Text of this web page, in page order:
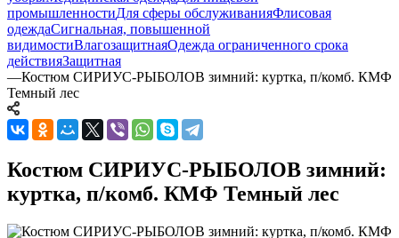
промышленностиДля сферы обслуживанияФлисовая
одеждаСигнальная, повышенной
видимостиВлагозащитнаяОдежда ограниченного срока
действияЗащитная
—Костюм СИРИУС-РЫБОЛОВ зимний: куртка, п/комб. КМФ
Темный лес
Костюм СИРИУС-РЫБОЛОВ зимний:
куртка, п/комб. КМФ Темный лес